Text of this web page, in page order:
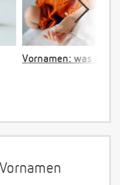
Vornamen: was ist